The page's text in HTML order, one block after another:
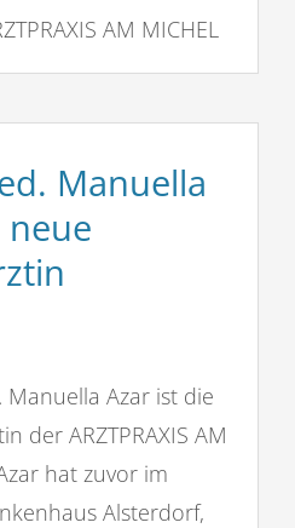
AM MICHEL
Manuella
Manuella Azar ist die
der ARZTPRAXIS AM
hat zuvor im
Alsterdorf,